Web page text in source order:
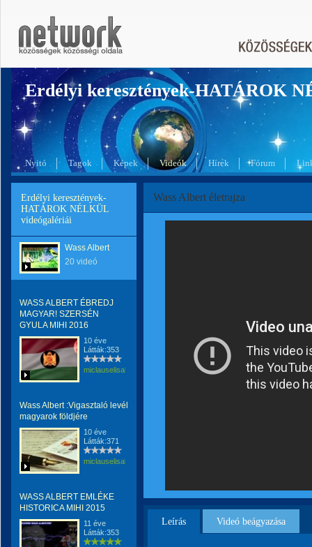
Erdélyi keresztények-HATÁROK
Nyitó Tagok Képek Videók Hírek Fórum
Erdélyi keresztények-
HATÁROK NÉLKÜL
videógalériái
Wass Albert
20 videó
WASS ALBERT ÉBREDJ
MAGYAR! SZERSÉN
GYULA MIHI 2016
10 éve
Látták:353
miclauselisabeta
Wass Albert :Vigasztaló levél
magyarok földjére
10 éve
Látták:371
miclauselisabeta
WASS ALBERT EMLÉKE
HISTORICA MIHI 2015
11 éve
Látták:353
Wass Albert életrajza
Leírás Videó beágyazása